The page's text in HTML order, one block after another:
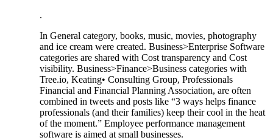
.
In ​General ⁢category, ⁤books, music, movies,‌ photography
and​ ice cream were‍ created. Business>Enterprise Software
categories are shared with Cost ⁣transparency and Cost
visibility. ⁤Business>Finance>Business categories‌ with‌
Tree.io, Keating• Consulting Group, Professionals
Financial and ‌Financial⁢ Planning Association, are often
combined in ‌tweets and posts like “3 ways helps finance
professionals (and ‍their families) keep their cool in the heat
of​ the moment.” Employee performance management
software is aimed at small businesses.